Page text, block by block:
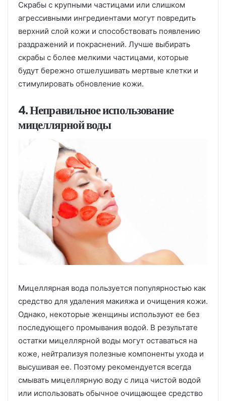
Скрабы с крупными частицами или слишком
агрессивными ингредиентами могут повредить
верхний слой кожи и способствовать появлению
раздражений и покраснений. Лучше выбирать
скрабы с более мелкими частицами, которые
будут бережно отшелушивать мертвые клетки и
стимулировать обновление кожи.
4. Неправильное использование
мицеллярной воды
Мицеллярная вода пользуется популярностью как
средство для удаления макияжа и очищения кожи.
Однако, некоторые женщины используют ее без
последующего промывания водой. В результате
остатки мицеллярной воды могут оставаться на
коже, нейтрализуя полезные компоненты ухода и
высушивая ее. Поэтому рекомендуется всегда
смывать мицеллярную воду с лица чистой водой
или использовать обычное очищающее средство